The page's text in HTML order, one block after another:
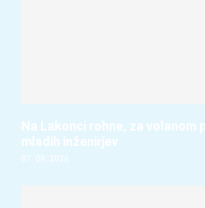
Na Lakonci rohne, za volanom
mladih inženirjev
07. 08. 2026